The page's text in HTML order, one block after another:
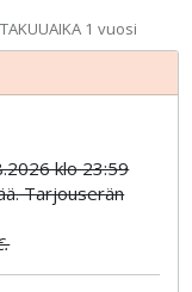
TAKUUAIKA 1 vuosi
klo 23:59
Tarjouserän